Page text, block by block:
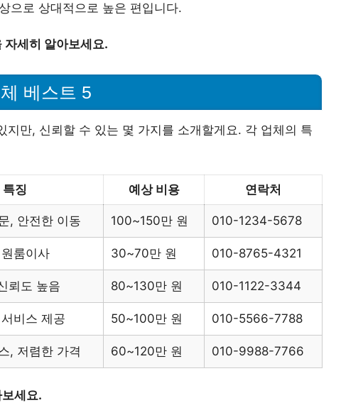
으로 상대적으로 높은 편입니다.
자세히 알아보세요.
베스트 5
지만, 신뢰할 수 있는 몇 가지를 소개할게요. 각 업체의 특
특징 예상 비용 연락처
, 안전한 이동 100~150만 원 010-1234-5678
룸이사 30~70만 원 010-8765-4321
뢰도 높음 80~130만 원 010-1122-3344
비스 제공 50~100만 원 010-5566-7788
, 저렴한 가격 60~120만 원 010-9988-7766
세요.